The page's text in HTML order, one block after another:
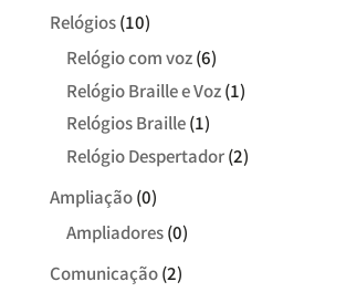
Relógios (10)
Relógio com voz (6)
Relógio Braille e Voz (1)
Relógios Braille (1)
Relógio Despertador (2)
Ampliação (0)
Ampliadores (0)
Comunicação (2)